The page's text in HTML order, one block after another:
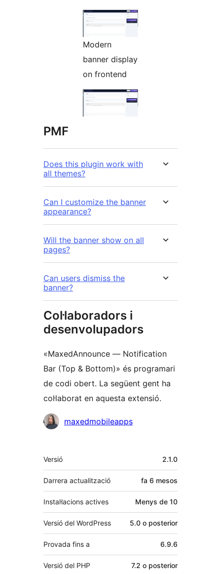
Modern
banner display
on frontend
PMF
Does this plugin work with
all themes?
Can I customize the banner
appearance?
Will the banner show on all
pages?
Can users dismiss the
banner?
Col·laboradors i
desenvolupadors
«MaxedAnnounce — Notification
Bar (Top & Bottom)» és programari
de codi obert. La següent gent ha
col·laborat en aquesta extensió.
Col·laboradors
maxedmobileapps
Meta
Versió 2.1.0
Darrera actualització fa 6 mesos
Instal·lacions actives Menys de 10
Versió del WordPress 5.0 o posterior
Provada fins a 6.9.6
Versió del PHP 7.2 o posterior